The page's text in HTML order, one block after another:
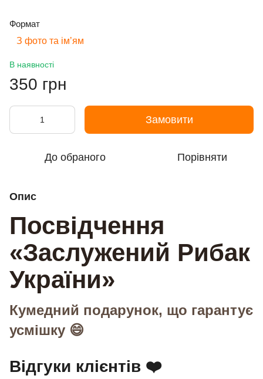
Формат
З фото та імʼям
В наявності
350 грн
Замовити
До обраного Порівняти
Опис
Посвідчення
«Заслужений Рибак
України»
Кумедний подарунок, що гарантує
усмішку 😄
Відгуки клієнтів ❤️